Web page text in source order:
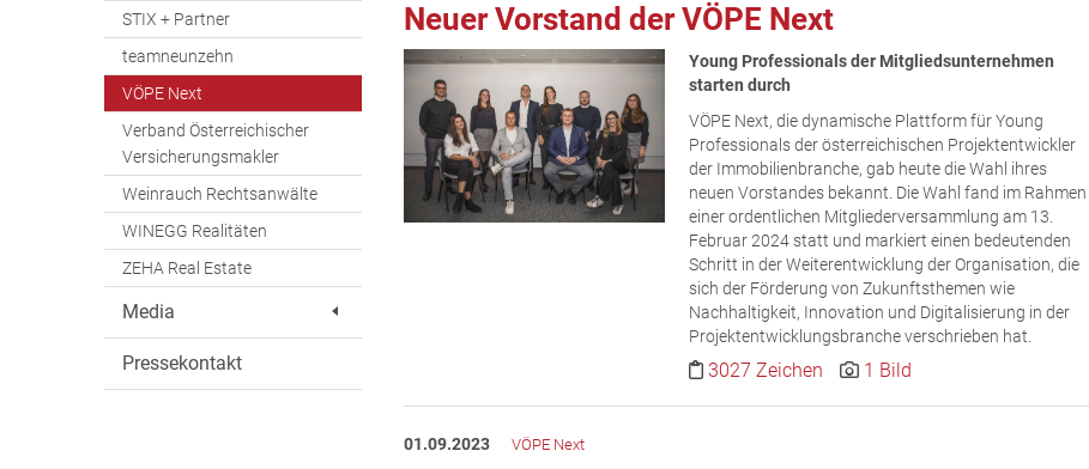
STIX + Partner
teamneunzehn
VÖPE Next
Verband Österreichischer
Versicherungsmakler
Weinrauch Rechtsanwälte
WINEGG Realitäten
ZEHA Real Estate
Media
Pressekontakt
Neuer Vorstand der VÖPE Next
Young Professionals der Mitgliedsunternehmen
starten durch
VÖPE Next, die dynamische Plattform für Young
Professionals der österreichischen Projektentwickler
der Immobilienbranche, gab heute die Wahl ihres
neuen Vorstandes bekannt. Die Wahl fand im Rahmen
einer ordentlichen Mitgliederversammlung am 13.
Februar 2024 statt und markiert einen bedeutenden
Schritt in der Weiterentwicklung der Organisation, die
sich der Förderung von Zukunftsthemen wie
Nachhaltigkeit, Innovation und Digitalisierung in der
Projektentwicklungsbranche verschrieben hat.
3027 Zeichen 1 Bild
01.09.2023 VÖPE Next